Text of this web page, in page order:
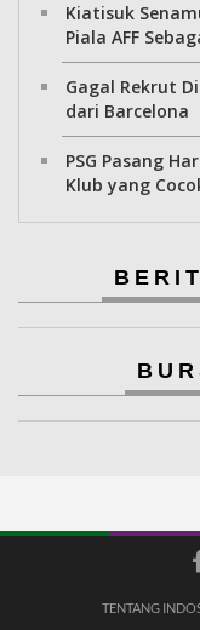
Kiatisuk
Piala AFF
Gagal Rekrut
dari Barcelona
PSG Pasang
Klub yang
TENTANG